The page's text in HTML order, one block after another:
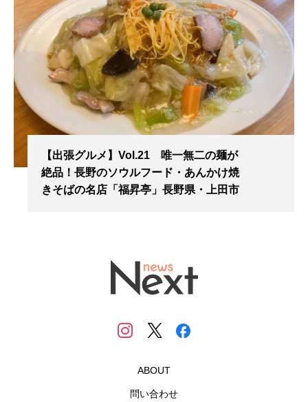
【出張グルメ】Vol.21 唯一無二の麺が
絶品！長野のソウルフード・あんかけ焼
きそばの名店「福昇亭」長野県・上田市
ABOUT
問い合わせ